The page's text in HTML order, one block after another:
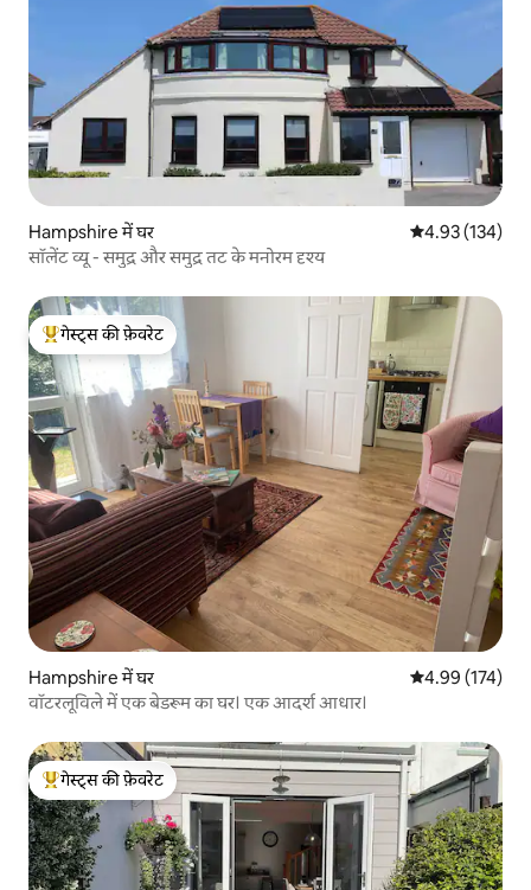
Hampshire में घर औसत रेटिंग 5 में से
4.93 (134)
सॉलेंट व्यू - समुद्र और समुद्र तट के मनोरम दृश्य
गेस्ट्स का टॉप फ़ेवरेट
गेस्ट्स की फ़ेवरेट
Hampshire में घर औसत रेटिंग 5 में से
4.99 (174)
वॉटरलूविले में एक बेडरूम का घर। एक आदर्श आधार।
गेस्ट्स का टॉप फ़ेवरेट
गेस्ट्स की फ़ेवरेट